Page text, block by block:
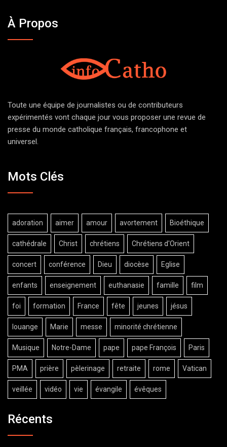
À Propos
Toute une équipe de journalistes ou de contributeurs
expérimentés vont chaque jour vous proposer une revue de
presse du monde catholique français, francophone et
universel.
Mots Clés
adoration aimer amour avortement Bioéthique
cathédrale Christ chrétiens Chrétiens d'Orient
concert conférence Dieu diocèse Eglise
enfants enseignement euthanasie famille film
foi formation France fête jeunes jésus
louange Marie messe minorité chrétienne
Musique Notre-Dame pape pape François Paris
PMA prière pèlerinage retraite rome Vatican
veillée vidéo vie évangile évêques
Récents